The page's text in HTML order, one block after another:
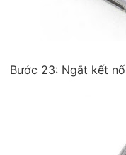
Bước 23: Ngắt kết